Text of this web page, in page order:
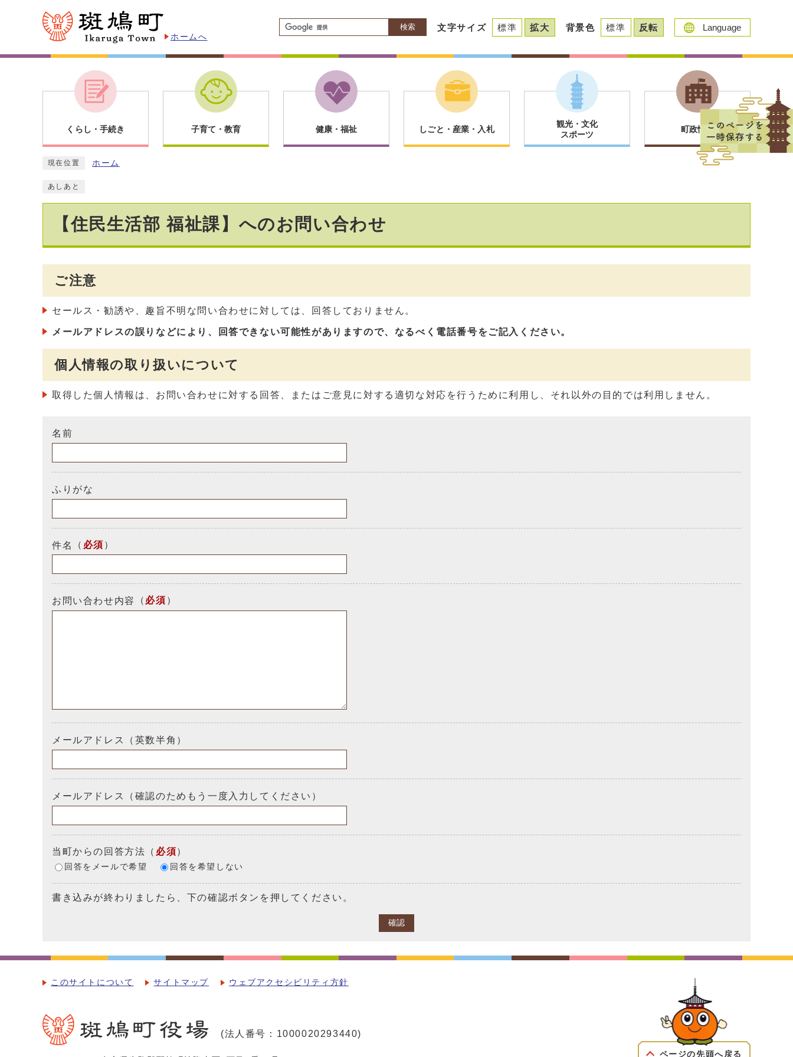
ホームへ
検索 文字サイズ 標準 拡大 背景色 標準 反転 Language
くらし・手続き 子育て・教育 健康・福祉 しごと・産業・入札
観光・文化
スポーツ
町政情報
現在位置 ホーム
あしあと
【住民生活部 福祉課】へのお問い合わせ
ご注意
セールス・勧誘や、趣旨不明な問い合わせに対しては、回答しておりません。
メールアドレスの誤りなどにより、回答できない可能性がありますので、なるべく電話番号をご記入ください。
個人情報の取り扱いについて
取得した個人情報は、お問い合わせに対する回答、またはご意見に対する適切な対応を行うために利用し、それ以外の目的では利用しません。
名前
ふりがな
件名 （ 必須 ）
お問い合わせ内容 （ 必須 ）
メールアドレス（英数半角）
メールアドレス（確認のためもう一度入力してください）
当町からの回答方法 （ 必須）
回答をメールで希望 回答を希望しない
書き込みが終わりましたら、下の確認ボタンを押してください。
確認
このサイトについて サイトマップ ウェブアクセシビリティ方針
(法人番号：1000020293440)
ページの先頭へ戻る